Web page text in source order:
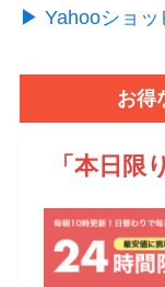
▶︎ Yahooショッ
お得
「本日限